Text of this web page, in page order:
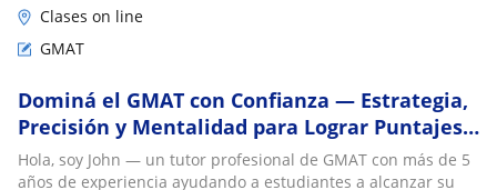
Clases on line
GMAT
Dominá el GMAT con Confianza — Estrategia,
Precisión y Mentalidad para Lograr Puntajes
Altos
Hola, soy John — un tutor profesional de GMAT con más de 5
años de experiencia ayudando a estudiantes a alcanzar su